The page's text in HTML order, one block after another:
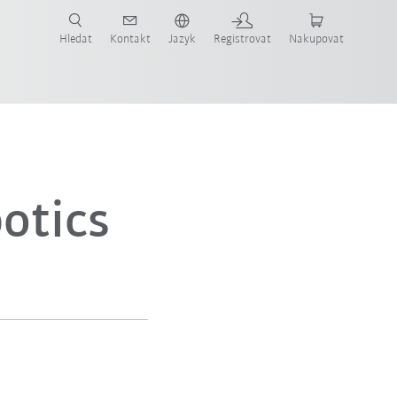
Hledat Kontakt Jazyk Registrovat Nakupovat